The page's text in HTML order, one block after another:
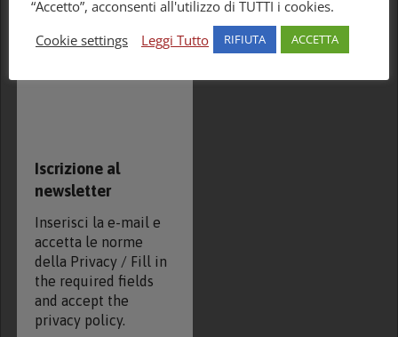
Iscrizione al
newsletter
Inserisci la e-mail e
accetta le norme
della Privacy / Fill in
the required fields
and accept the
privacy policy.
“Accetto”, acconsenti all'utilizzo di TUTTI i cookies.
Cookie settings
Leggi Tutto RIFIUTA ACCETTA